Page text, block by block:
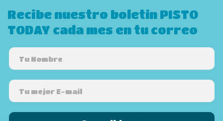
Recibe nuestro boletín PISTO
TODAY cada mes en tu correo